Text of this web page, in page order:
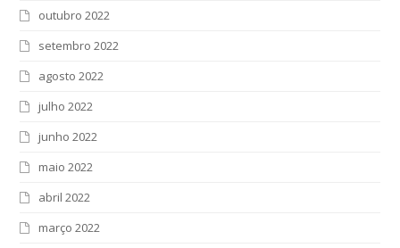
outubro 2022
setembro 2022
agosto 2022
julho 2022
junho 2022
maio 2022
abril 2022
março 2022